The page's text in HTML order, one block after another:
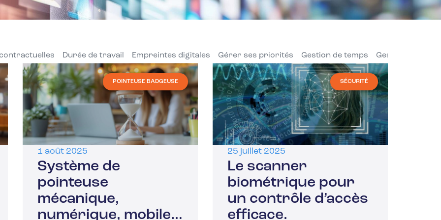
Durée de travail Empreintes digitales Gérer ses priorités Gestion de temps Gestion des
POINTEUSE BADGEUSE
1 août 2025
Système de
pointeuse
mécanique,
numérique, mobile…
SÉCURITÉ
25 juillet 2025
Le scanner
biométrique pour
un contrôle d’accès
efficace.